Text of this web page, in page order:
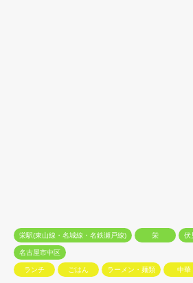
栄駅(東山線・名城線・名鉄瀬戸線) 栄 伏
名古屋市中区
ランチ ごはん ラーメン・麺類 中華